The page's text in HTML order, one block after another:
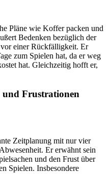
Pläne wie Koffer packen und
Bedenken bezüglich der
einer Rückfälligkeit. Er
zum Spielen hat, da er weg
hat. Gleichzeitig hofft er,
und Frustrationen
Zeitplanung mit nur vier
Er erwähnt sein
und den Frust über
Spielen. Insbesondere